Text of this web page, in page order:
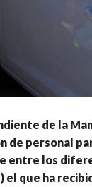
de la
de personal
entre los
el que ha